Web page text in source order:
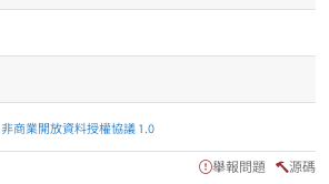
非商業開放資料授權協議 1.0
舉報問題 源碼